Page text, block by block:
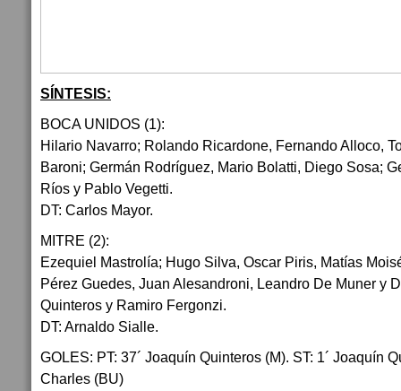
SÍNTESIS:
BOCA UNIDOS (1):
Hilario Navarro; Rolando Ricardone, Fernando Alloco,
Baroni; Germán Rodríguez, Mario Bolatti, Diego Sosa;
Ríos y Pablo Vegetti.
DT: Carlos Mayor.
MITRE (2):
Ezequiel Mastrolía; Hugo Silva, Oscar Piris, Matías
Pérez Guedes, Juan Alesandroni, Leandro De Muner y
Quinteros y Ramiro Fergonzi.
DT: Arnaldo Sialle.
GOLES: PT: 37´ Joaquín Quinteros (M). ST: 1´ Joaquín
Charles (BU)